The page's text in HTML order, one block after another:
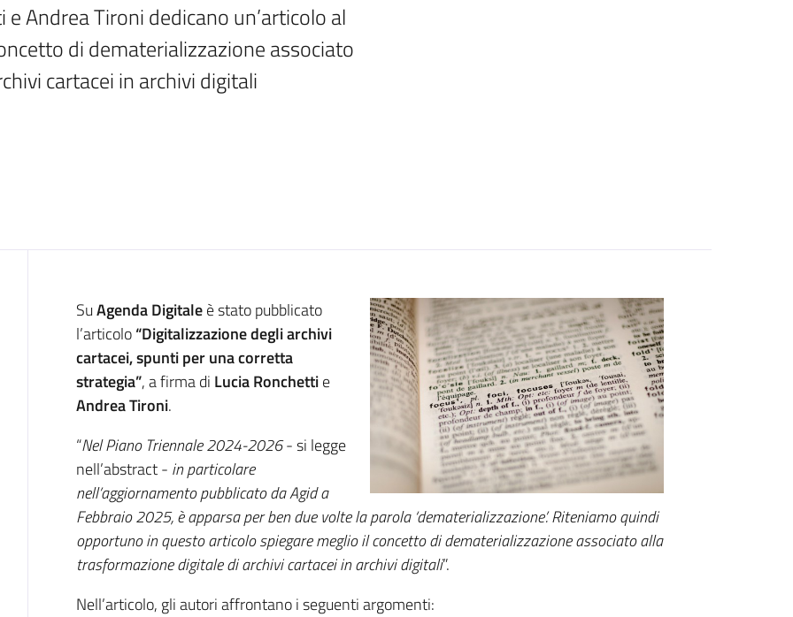
Andrea Tironi dedicano un’articolo al
di dematerializzazione associato
cartacei in archivi digitali
Introduzione
SuAgenda Digitaleè stato pubblicato
l’articolo“Digitalizzazione degliarchivi
cartacei, spunti per una corretta
strategia”, a firma di Lucia Ronchettie
Andrea Tironi.
“Nel Piano Triennale 2024-2026- si legge
nell’abstract - in particolare
nell’aggiornamento pubblicato da Agid a
Febbraio 2025, è apparsa per ben due volte la parola ‘dematerializzazione’. Riteniamo quindi
opportuno in questo articolo spiegare meglio il concetto di dematerializzazione associato alla
trasformazione digitale di archivi cartacei in archivi digitali”.
Nell’articolo, gli autori affrontano i seguenti argomenti: